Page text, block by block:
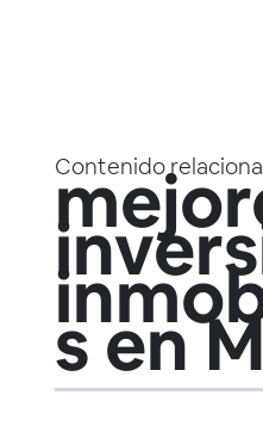
Contenido
s en